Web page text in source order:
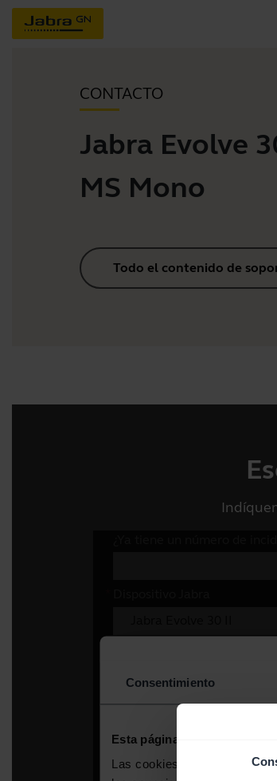
CONTACTO
Jabra Evolve
MS Mono
Todo el contenido de